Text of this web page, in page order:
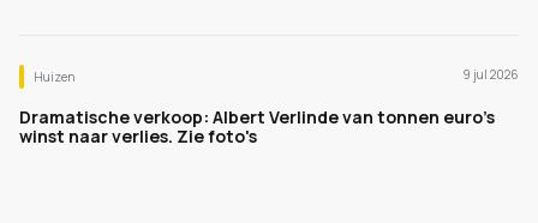
Huizen 9 jul 2026
Dramatische verkoop: Albert Verlinde van tonnen euro's
winst naar verlies. Zie foto's